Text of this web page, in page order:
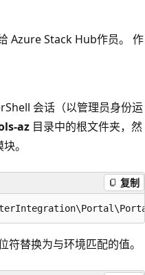
Azure Stack Hub作员。 作
会话（以管理员身份运
az 目录中的根文件夹，然
。
复制
替换为与环境匹配的值。